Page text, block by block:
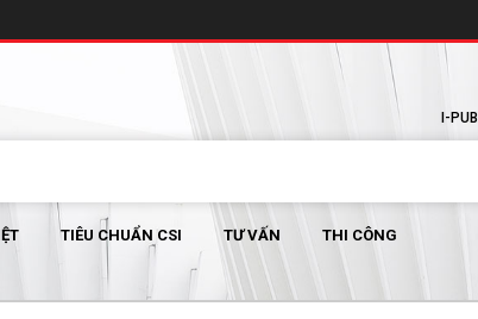
I-
TIÊU CHUẨN CSI TƯ VẤN THI CÔNG